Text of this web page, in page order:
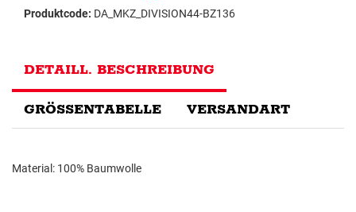
Produktcode: DA_MKZ_DIVISION44-BZ136
DETAILL. BESCHREIBUNG
GRÖSSENTABELLE VERSANDART
Material: 100% Baumwolle